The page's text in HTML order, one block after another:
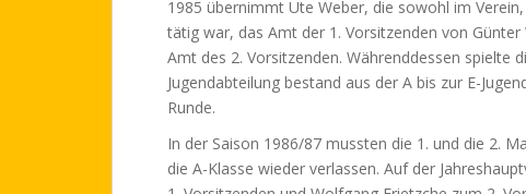
1985 übernimmt Ute Weber, die sowohl im
tätig war, das Amt der 1. Vorsitzenden von
Amt des 2. Vorsitzenden. Währenddessen spielte
Jugendabteilung bestand aus der A bis zur E-
Runde.
In der Saison 1986/87 mussten die 1. und die 2.
die A-Klasse wieder verlassen. Auf der